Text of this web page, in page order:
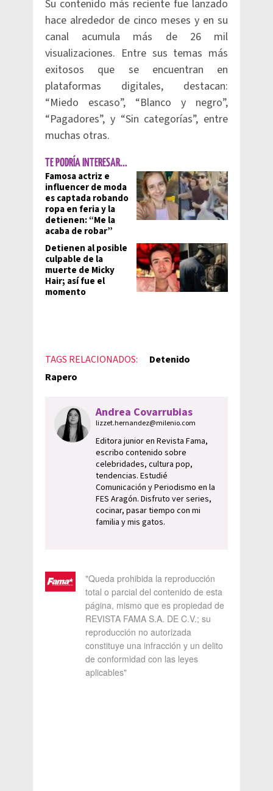
Su contenido más reciente fue lanzado
hace alrededor de cinco meses y en su
canal acumula más de 26 mil
visualizaciones. Entre sus temas más
exitosos que se encuentran en
plataformas digitales, destacan:
“Miedo escaso”, “Blanco y negro”,
“Pagadores”, y “Sin categorías”, entre
muchas otras.
TE PODRÍA INTERESAR...
Famosa actriz e
influencer de moda
es captada robando
ropa en feria y la
detienen: “Me la
acaba de robar”
Detienen al posible
culpable de la
muerte de Micky
Hair; así fue el
momento
TAGS RELACIONADOS:
Detenido
Rapero
Andrea Covarrubias
lizzet.hernandez@milenio.com
Editora junior en Revista Fama,
escribo contenido sobre
celebridades, cultura pop,
tendencias. Estudié
Comunicación y Periodismo en la
FES Aragón. Disfruto ver series,
cocinar, pasar tiempo con mi
familia y mis gatos.
"Queda prohibida la reproducción
total o parcial del contenido de esta
página, mismo que es propiedad de
REVISTA FAMA S.A. DE C.V.; su
reproducción no autorizada
constituye una infracción y un delito
de conformidad con las leyes
aplicables"